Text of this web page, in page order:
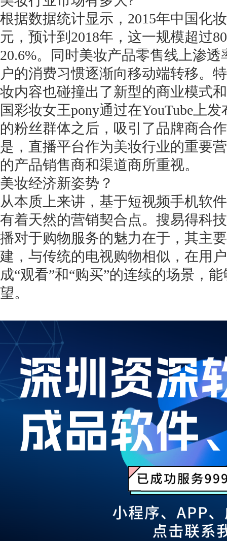
根据数据统计显示，2015年中国化
元，预计到2018年，这一规模超过
20.6%。同时美妆产品零售线上渗
户的消费习惯逐渐向移动端转移。
妆内容也碰撞出了新型的商业模式
国彩妆女王pony通过在YouTube上
的粉丝群体之后，吸引了品牌商合
是，直播平台作为美妆行业的重要
的产品销售商和渠道商所重视。
美妆经济新姿势？
从本质上来讲，基于短视频手机软
有着天然的营销契合点。搜易得科
播对于购物服务的魅力在于，其主
建，与传统的电视购物相似，在用
成“观看”和“购买”的连续的场景，
望。
1万个想法不如1次的方案落地
扫码添加[商务总监]沟通方案
扫码沟通